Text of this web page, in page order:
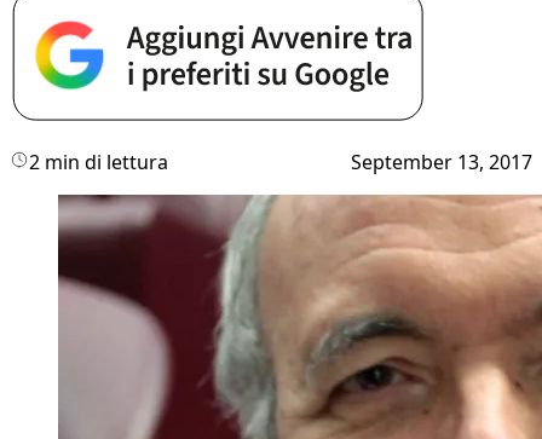
2 min di lettura September 13, 2017